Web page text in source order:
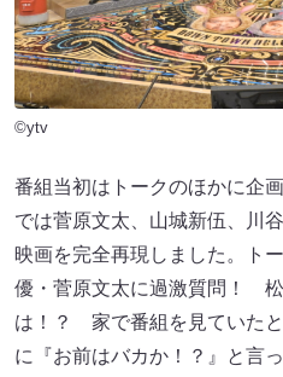
©ytv
番組当初はトークのほかに企
では菅原文太、山城新伍、川
映画を完全再現しました。ト
優・菅原文太に過激質問！
は！？ 家で番組を見ていた
に『お前はバカか！？』と言